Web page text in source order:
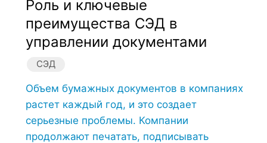
Роль и ключевые
преимущества СЭД в
управлении документами
СЭД
Объем бумажных документов в компаниях
растет каждый год, и это создает
серьезные проблемы. Компании
продолжают печатать, подписывать